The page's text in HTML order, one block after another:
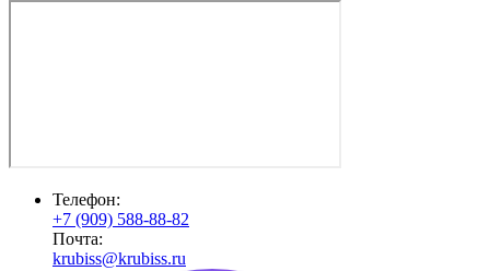
Телефон:
+7 (909) 588-88-82
Почта:
krubiss@krubiss.ru